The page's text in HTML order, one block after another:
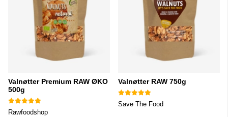
Valnøtter Premium RAW ØKO
500g
Rawfoodshop
Valnøtter RAW 750g
Save The Food